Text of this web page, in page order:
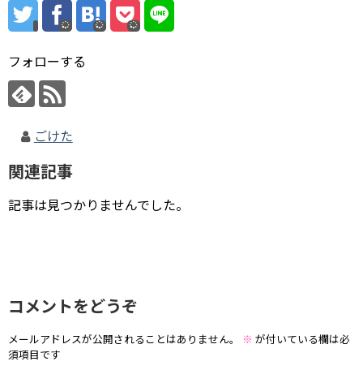
フォローする
ごけた
関連記事
記事は見つかりませんでした。
コメントをどうぞ
メールアドレスが公開されることはありません。 ※ が付いている欄は必
須項目です